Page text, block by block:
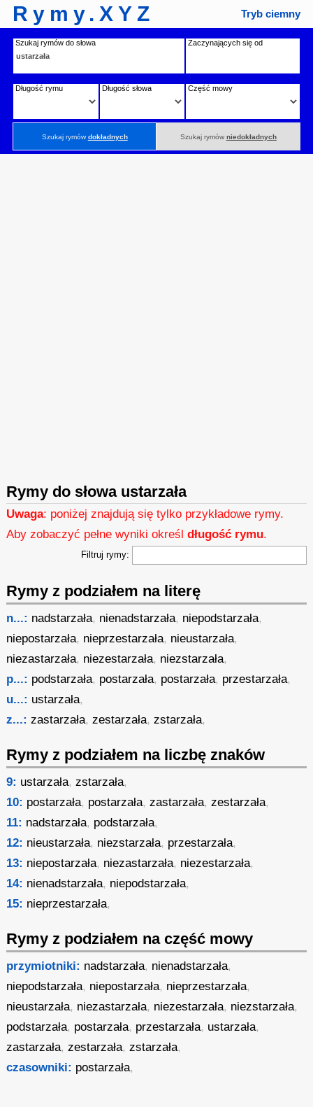
Rymy.XYZ Tryb ciemny
Szukaj rymów do słowa Zaczynających się od
Długość rymu Długość słowa Część mowy
Szukaj rymówdokładnych Szukaj rymów niedokładnych
Rymy do słowa ustarzała
Uwaga: poniżej znajdują się tylko przykładowe rymy.
Aby zobaczyć pełne wyniki określdługość rymu.
Filtruj rymy:
Rymy z podziałem na literę
n...: nadstarzała, nienadstarzała, niepodstarzała,
niepostarzała, nieprzestarzała, nieustarzała,
niezastarzała, niezestarzała, niezstarzała,
p...: podstarzała, postarzała, postarzała, przestarzała,
u...: ustarzała,
z...: zastarzała,zestarzała,zstarzała,
Rymy z podziałem na liczbę znaków
9: ustarzała,zstarzała,
10: postarzała, postarzała,zastarzała,zestarzała,
11: nadstarzała, podstarzała,
12: nieustarzała, niezstarzała, przestarzała,
13: niepostarzała, niezastarzała, niezestarzała,
14: nienadstarzała, niepodstarzała,
15: nieprzestarzała,
Rymy z podziałem na część mowy
przymiotniki: nadstarzała, nienadstarzała,
niepodstarzała, niepostarzała, nieprzestarzała,
nieustarzała, niezastarzała, niezestarzała, niezstarzała,
podstarzała, postarzała, przestarzała, ustarzała,
zastarzała,zestarzała,zstarzała,
czasowniki: postarzała,